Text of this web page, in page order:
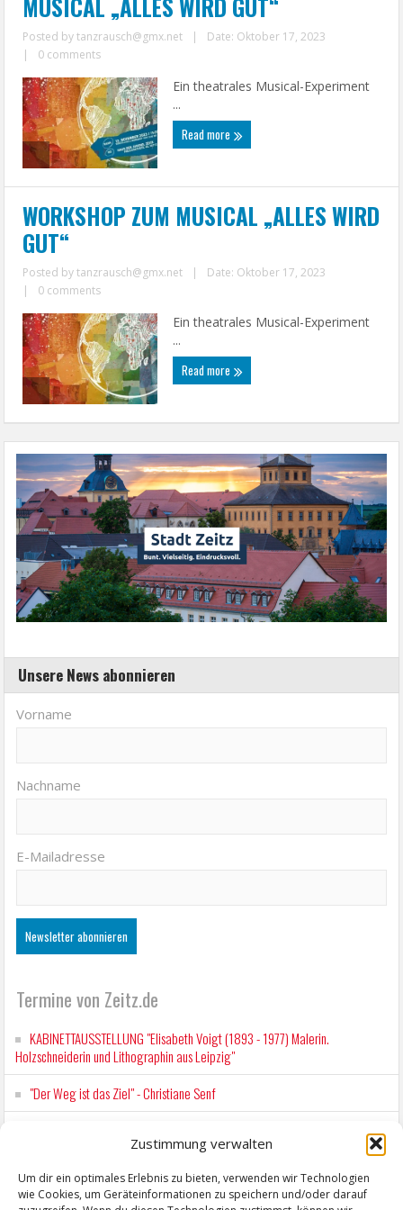
Zustimmung verwalten
Um dir ein optimales Erlebnis zu bieten, verwenden wir Technologien
wie Cookies, um Geräteinformationen zu speichern und/oder darauf
MUSICAL „ALLES WIRD GUT“
Posted bytanzrausch@gmx.net |
Date: Oktober 17, 2023
|
0 comments
Ein theatrales Musical-Experiment
...
Read more
WORKSHOP ZUM MUSICAL „ALLES WIRD
GUT“
Posted bytanzrausch@gmx.net |
Date: Oktober 17, 2023
|
0 comments
Ein theatrales Musical-Experiment
...
Read more
Unsere News abonnieren
Vorname
Nachname
E-Mailadresse
Termine von Zeitz.de
KABINETTAUSSTELLUNG "Elisabeth Voigt (1893 - 1977) Malerin.
Holzschneiderin und Lithographin aus Leipzig"
"Der Weg ist das Ziel" - Christiane Senf
Mit der Drahtseilbahn zur ZENTRALSTATION